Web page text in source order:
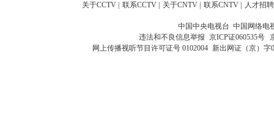
关于CCTV 联系CCTV 关于CNTV 联系CNTV 人才招聘
中国中央电视台 中国网络电
违法和不良信息举报 京ICP证060535号
网上传播视听节目许可证号 0102004 新出网证（京）